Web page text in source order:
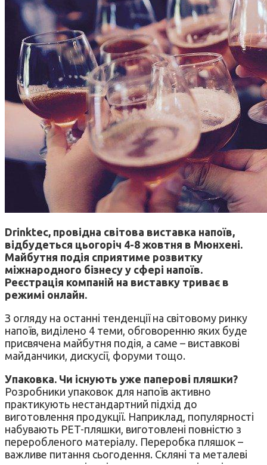
Drinktec, провідна світова виставка напоїв,
відбудеться цьогоріч 4-8 жовтня в Мюнхені.
Майбутня подія сприятиме розвитку
міжнародного бізнесу у сфері напоїв.
Реєстрація компаній на виставку триває в
режимі онлайн.
З огляду на останні тенденції на світовому ринку
напоїв, виділено 4 теми, обговоренню яких буде
присвячена майбутня подія, а саме – виставкові
майданчики, дискусії, форуми тощо.
Упаковка. Чи існують уже паперові пляшки?
Розробники упаковок для напоїв активно
практикують нестандартний підхід до
виготовлення продукції. Наприклад, популярності
набувають PET-пляшки, виготовлені повністю з
переробленого матеріалу. Переробка пляшок –
важливе питання сьогодення. Скляні та металеві